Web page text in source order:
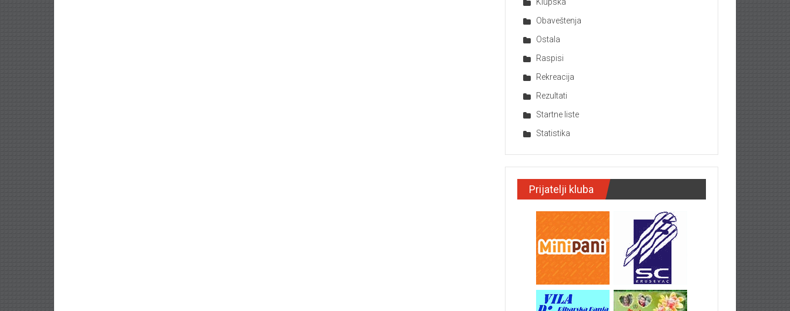
Obaveštenja
Ostala
Raspisi
Rekreacija
Rezultati
Startne liste
Statistika
Prijatelji kluba